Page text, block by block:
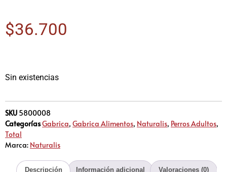
$36.700
Sin existencias
SKU 5800008
CategoríasGabrica, Gabrica Alimentos, Naturalis, Perros Adultos,
Total
Marca: Naturalis
Descripción Información adicional Valoraciones (0)